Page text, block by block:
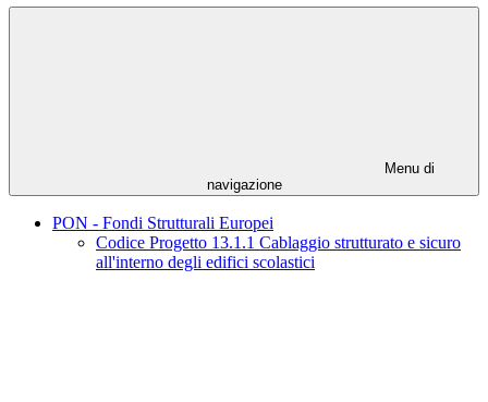
Menu di
navigazione
PON - Fondi Strutturali Europei
Codice Progetto 13.1.1 Cablaggio strutturato e sicuro
all'interno degli edifici scolastici